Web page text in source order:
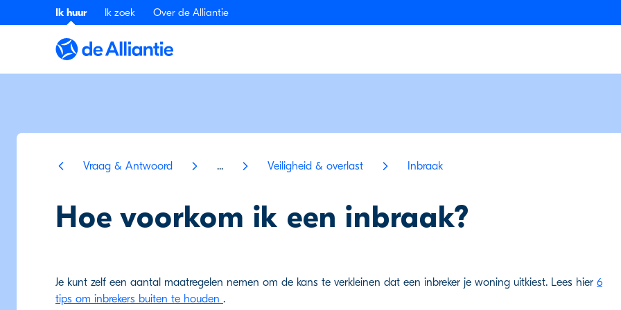
Ik huur Ik zoek Over de Alliantie
Vraag & Antwoord ... Veiligheid & overlast Inbraak
Hoe voorkom ik een inbraak?
Je kunt zelf een aantal maatregelen nemen om de kans te verkleinen dat een inbreker je woning uitkiest. Lees hier 6
tips om inbrekers buiten te houden .